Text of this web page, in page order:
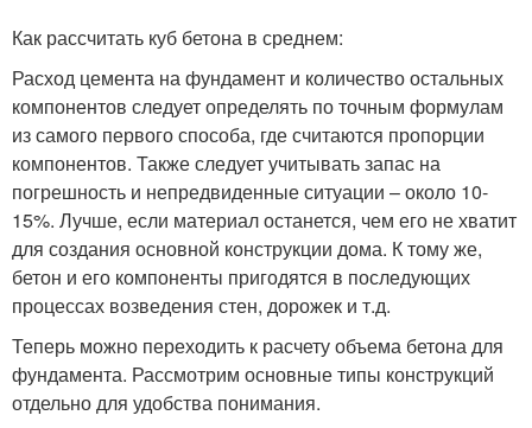
Как рассчитать куб бетона в среднем:
Расход цемента на фундамент и количество остальных
компонентов следует определять по точным формулам
из самого первого способа, где считаются пропорции
компонентов. Также следует учитывать запас на
погрешность и непредвиденные ситуации – около 10-
15%. Лучше, если материал останется, чем его не хватит
для создания основной конструкции дома. К тому же,
бетон и его компоненты пригодятся в последующих
процессах возведения стен, дорожек и т.д.
Теперь можно переходить к расчету объема бетона для
фундамента. Рассмотрим основные типы конструкций
отдельно для удобства понимания.